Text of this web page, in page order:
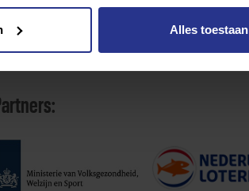
Alles toestaan